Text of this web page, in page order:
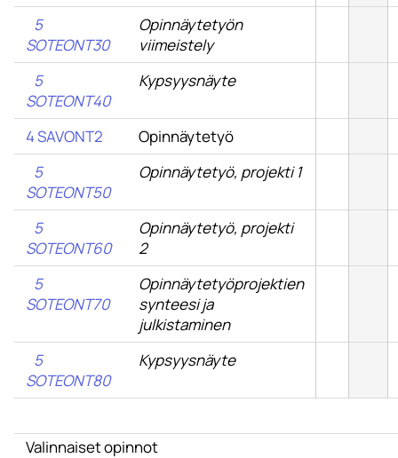
5
SOTEONT30
Opinnäytetyön
viimeistely
5
SOTEONT40
Kypsyysnäyte
4 SAVONT2
Opinnäytetyö
5
SOTEONT50
Opinnäytetyö, projekti 1
5
SOTEONT60
Opinnäytetyö, projekti
2
5
SOTEONT70
Opinnäytetyöprojektien
synteesi ja
julkistaminen
5
SOTEONT80
Kypsyysnäyte
Valinnaiset opinnot